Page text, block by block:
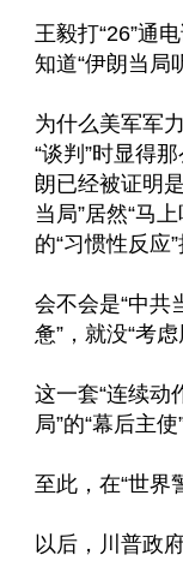
王毅打“26”通
知道“伊朗当局
为什么美军军
“谈判”时显得
朗已经被证明
当局”居然“马
的“习惯性反应
会不会是“中共
惫”，就没“考虑
这一套“连续动
局”的“幕后主使”
至此，在“世界
以后，川普政